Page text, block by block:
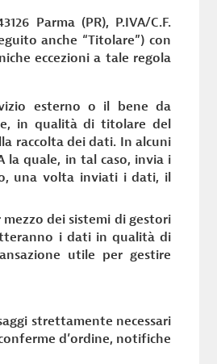
Parma (PR), P.IVA/C.F.
anche “Titolare”) con
eccezioni a tale regola
esterno o il bene da
in qualità di titolare del
raccolta dei dati. In alcuni
la quale, in tal caso, invia i
una volta inviati i dati, il
dei sistemi di gestori
i dati in qualità di
utile per gestire
strettamente necessari
d’ordine, notifiche